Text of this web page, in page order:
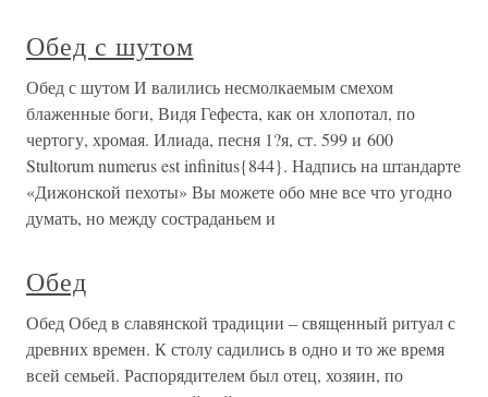
Обед с шутом
Обед с шутом И валились несмолкаемым смехом
блаженные боги, Видя Гефеста, как он хлопотал, по
чертогу, хромая. Илиада, песня 1?я, ст. 599 и 600
Stultorum numerus est infinitus{844}. Надпись на штандарте
«Дижонской пехоты» Вы можете обо мне все что угодно
думать, но между состраданьем и
Обед
Обед Обед в славянской традиции – священный ритуал с
древних времен. К столу садились в одно и то же время
всей семьей. Распорядителем был отец, хозяин, по